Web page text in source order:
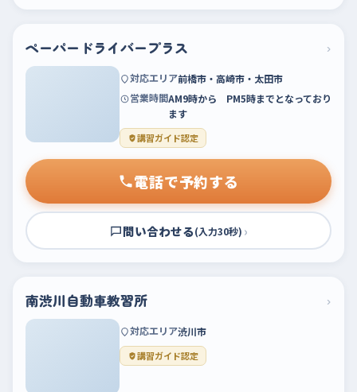
ペーパードライバープラス ›
対応エリア前橋市・高崎市・太田市
営業時間AM9時から PM5時までとなっており
ます
講習ガイド認定
電話で予約する
問い合わせる(入力30秒) ›
南渋川自動車教習所 ›
対応エリア渋川市
講習ガイド認定